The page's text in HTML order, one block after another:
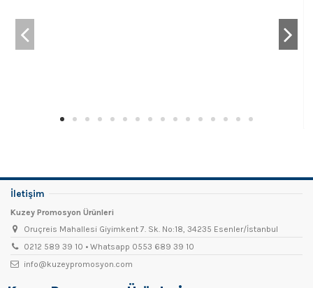
İletişim
Kuzey Promosyon Ürünleri
Oruçreis Mahallesi Giyimkent 7. Sk. No:18, 34235 Esenler/İstanbul
0212 589 39 10 • Whatsapp 0553 689 39 10
info@kuzeypromosyon.com